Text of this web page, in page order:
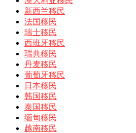
新西兰移民
法国移民
瑞士移民
西班牙移民
瑞典移民
丹麦移民
葡萄牙移民
日本移民
韩国移民
泰国移民
缅甸移民
越南移民